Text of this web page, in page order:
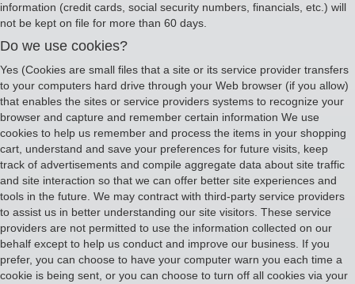
information (credit cards, social security numbers, financials, etc.) will
not be kept on file for more than 60 days.
Do we use cookies?
Yes (Cookies are small files that a site or its service provider transfers
to your computers hard drive through your Web browser (if you allow)
that enables the sites or service providers systems to recognize your
browser and capture and remember certain information We use
cookies to help us remember and process the items in your shopping
cart, understand and save your preferences for future visits, keep
track of advertisements and compile aggregate data about site traffic
and site interaction so that we can offer better site experiences and
tools in the future. We may contract with third-party service providers
to assist us in better understanding our site visitors. These service
providers are not permitted to use the information collected on our
behalf except to help us conduct and improve our business. If you
prefer, you can choose to have your computer warn you each time a
cookie is being sent, or you can choose to turn off all cookies via your